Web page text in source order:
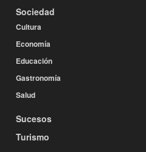
Sociedad
Cultura
Economía
Educación
Gastronomía
Salud
Sucesos
Turismo